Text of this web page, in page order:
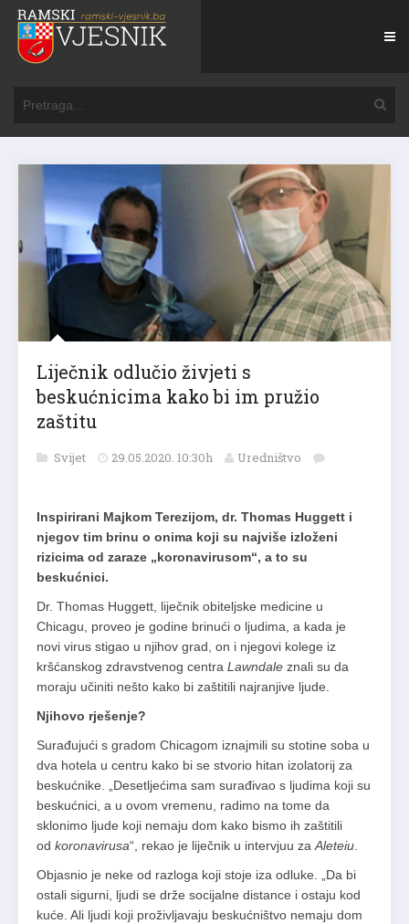
Liječnik odlučio živjeti s
beskućnicima kako bi im pružio
zaštitu
Svijet 29.05.2020. 10:30h Uredništvo
Inspirirani Majkom Terezijom, dr. Thomas Huggett i
njegov tim brinu o onima koji su najviše izloženi
rizicima od zaraze „koronavirusom“, a to su
beskućnici.
Dr. Thomas Huggett, liječnik obiteljske medicine u
Chicagu, proveo je godine brinući o ljudima, a kada je
novi virus stigao u njihov grad, on i njegovi kolege iz
kršćanskog zdravstvenog centra Lawndale znali su da
moraju učiniti nešto kako bi zaštitili najranjive ljude.
Njihovo rješenje?
Surađujući s gradom Chicagom iznajmili su stotine soba u
dva hotela u centru kako bi se stvorio hitan izolatorij za
beskućnike. „Desetljećima sam surađivao s ljudima koji su
beskućnici, a u ovom vremenu, radimo na tome da
sklonimo ljude koji nemaju dom kako bismo ih zaštitili
od koronavirusa“, rekao je liječnik u intervjuu za Aleteiu
Objasnio je neke od razloga koji stoje iza odluke. „Da bi
ostali sigurni, ljudi se drže socijalne distance i ostaju kod
kuće. Ali ljudi koji proživljavaju beskućništvo nemaju dom